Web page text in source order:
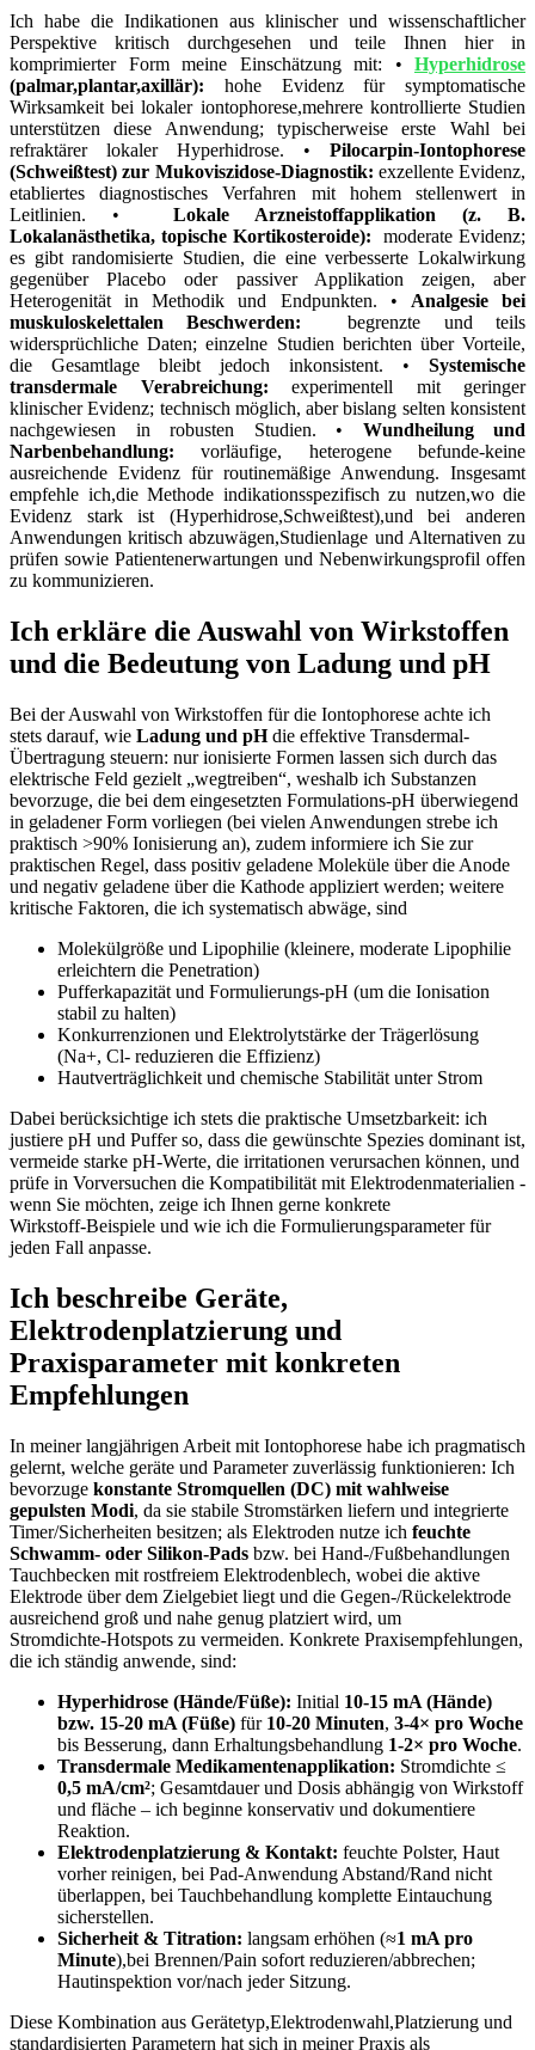
Ich habe⁢ die Indikationen aus klinischer ​und wissenschaftlicher
Perspektive kritisch durchgesehen und teile Ihnen⁣ hier in
komprimierter Form meine Einschätzung mit: ​• Hyperhidrose
(palmar,plantar,axillär): hohe Evidenz für symptomatische
Wirksamkeit bei lokaler iontophorese,mehrere kontrollierte Studien
unterstützen diese Anwendung; typischerweise⁤ erste Wahl⁣ bei
refraktärer lokaler Hyperhidrose. • Pilocarpin‑Iontophorese​
(Schweißtest) zur Mukoviszidose‑Diagnostik: exzellente Evidenz,
etabliertes diagnostisches Verfahren ‌mit hohem stellenwert in
Leitlinien. ⁢• ⁢ Lokale Arzneistoffapplikation (z. B.
Lokalanästhetika,⁤ topische Kortikosteroide): ⁢ moderate Evidenz;‍
es gibt randomisierte Studien, ⁢die eine verbesserte Lokalwirkung
gegenüber Placebo oder passiver Applikation zeigen, aber
‍Heterogenität in Methodik und Endpunkten. • Analgesie bei
muskuloskelettalen Beschwerden: ⁣ begrenzte und teils
widersprüchliche Daten; einzelne​ Studien berichten über Vorteile,‌
die Gesamtlage bleibt jedoch inkonsistent. • Systemische
transdermale Verabreichung: experimentell mit geringer
klinischer Evidenz; technisch möglich, aber bislang⁢ selten konsistent
nachgewiesen in robusten Studien. • Wundheilung und⁢
Narbenbehandlung: vorläufige, heterogene befunde-keine⁢
ausreichende Evidenz für routinemäßige Anwendung. Insgesamt
empfehle ich,die ‌Methode indikationsspezifisch zu nutzen,wo die
Evidenz‌ stark ist (Hyperhidrose,Schweißtest),und bei anderen
Anwendungen kritisch abzuwägen,Studienlage ​und ‍Alternativen zu
prüfen ​sowie Patientenerwartungen und⁣ Nebenwirkungsprofil offen⁢
zu ⁣kommunizieren.
Ich⁣ erkläre die Auswahl von ⁢Wirkstoffen​
und die​ Bedeutung von Ladung und pH
Bei ⁢der Auswahl von Wirkstoffen⁢ für ‍die Iontophorese ⁤achte ich
stets darauf, wie Ladung und pHdie effektive Transdermal-
Übertragung steuern: nur ⁢ionisierte Formen lassen sich durch ‍das
elektrische Feld gezielt „wegtreiben“, weshalb ich Substanzen
bevorzuge, die bei dem‌ eingesetzten Formulations-pH überwiegend
in geladener Form vorliegen (bei vielen ⁢Anwendungen strebe ich
praktisch >90% Ionisierung an),⁤ zudem⁣ informiere ich Sie zur
praktischen​ Regel, dass positiv geladene‌ Moleküle über die Anode
und⁤ negativ geladene über die Kathode appliziert werden; weitere
kritische ⁤Faktoren, die ich ‌systematisch abwäge, sind
Molekülgröße und ⁣Lipophilie (kleinere, moderate Lipophilie
erleichtern die Penetration)
Pufferkapazität und ‍Formulierungs-pH (um die ⁤Ionisation
stabil zu⁢ halten)
Konkurrenzionen und Elektrolytstärke der Trägerlösung
(Na+, Cl- reduzieren die Effizienz)
Hautverträglichkeit und chemische Stabilität unter Strom
Dabei berücksichtige⁤ ich stets die praktische Umsetzbarkeit: ich‍
justiere pH und Puffer so, dass die gewünschte Spezies dominant ist,
vermeide starke pH-Werte,⁢ die irritationen verursachen können, und
prüfe in Vorversuchen die Kompatibilität ⁤mit Elektrodenmaterialien ​-
wenn Sie möchten, ​zeige ⁣ich Ihnen gerne ‌konkrete
Wirkstoff‑Beispiele und wie ⁢ich die Formulierungsparameter für
jeden Fall ​anpasse.
Ich ​beschreibe​ Geräte,
Elektrodenplatzierung und
Praxisparameter mit konkreten
Empfehlungen
In meiner langjährigen Arbeit mit Iontophorese habe ich pragmatisch
gelernt, welche ‌geräte und Parameter zuverlässig funktionieren: Ich​
bevorzuge konstante Stromquellen (DC) mit wahlweise
gepulsten Modi, da sie stabile Stromstärken liefern ⁢und integrierte
Timer/Sicherheiten besitzen; als Elektroden nutze ich⁤ feuchte
Schwamm‑ oder Silikon‑Pads bzw. bei Hand-/Fußbehandlungen
Tauchbecken mit rostfreiem Elektrodenblech, wobei die⁣ aktive
Elektrode über dem Zielgebiet liegt und​ die Gegen‑/Rückelektrode
ausreichend groß und nahe genug platziert wird, um
Stromdichte‑Hotspots zu⁣ vermeiden. Konkrete Praxisempfehlungen,
die ich ständig anwende, sind:
Hyperhidrose (Hände/Füße): Initial 10-15 mA (Hände) ​
bzw. 15-20 mA ⁤(Füße) für 10-20 ‌Minuten, 3-4× pro Woche
bis ⁣Besserung,⁢ dann Erhaltungsbehandlung 1-2× pro Woche.
Transdermale Medikamentenapplikation: Stromdichte ≤
0,5 mA/cm²; Gesamtdauer und ​Dosis abhängig von Wirkstoff
und fläche‍ – ich beginne konservativ und dokumentiere
Reaktion.
Elektrodenplatzierung & Kontakt: feuchte Polster,⁤ Haut
vorher⁢ reinigen, bei Pad‑Anwendung Abstand/Rand nicht
überlappen, bei Tauchbehandlung komplette Eintauchung
sicherstellen.
Sicherheit &​ Titration: langsam erhöhen (≈1 ‌mA pro
Minute),bei​ Brennen/Pain sofort reduzieren/abbrechen;
Hautinspektion vor/nach jeder Sitzung.
Diese ‌Kombination aus⁤ Gerätetyp,Elektrodenwahl,Platzierung und
standardisierten Parametern hat ‍sich in meiner ​Praxis als